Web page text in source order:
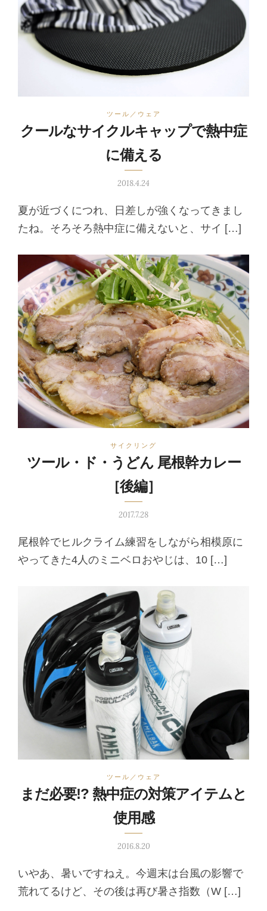
ツール／ウェア
クールなサイクルキャップで熱中症
に備える
2018.4.24
夏が近づくにつれ、日差しが強くなってきまし
たね。そろそろ熱中症に備えないと、サイ […]
サイクリング
ツール・ド・うどん 尾根幹カレー
［後編］
2017.7.28
尾根幹でヒルクライム練習をしながら相模原に
やってきた4人のミニベロおやじは、10 […]
ツール／ウェア
まだ必要!? 熱中症の対策アイテムと
使用感
2016.8.20
いやあ、暑いですねえ。今週末は台風の影響で
荒れてるけど、その後は再び暑さ指数（W […]